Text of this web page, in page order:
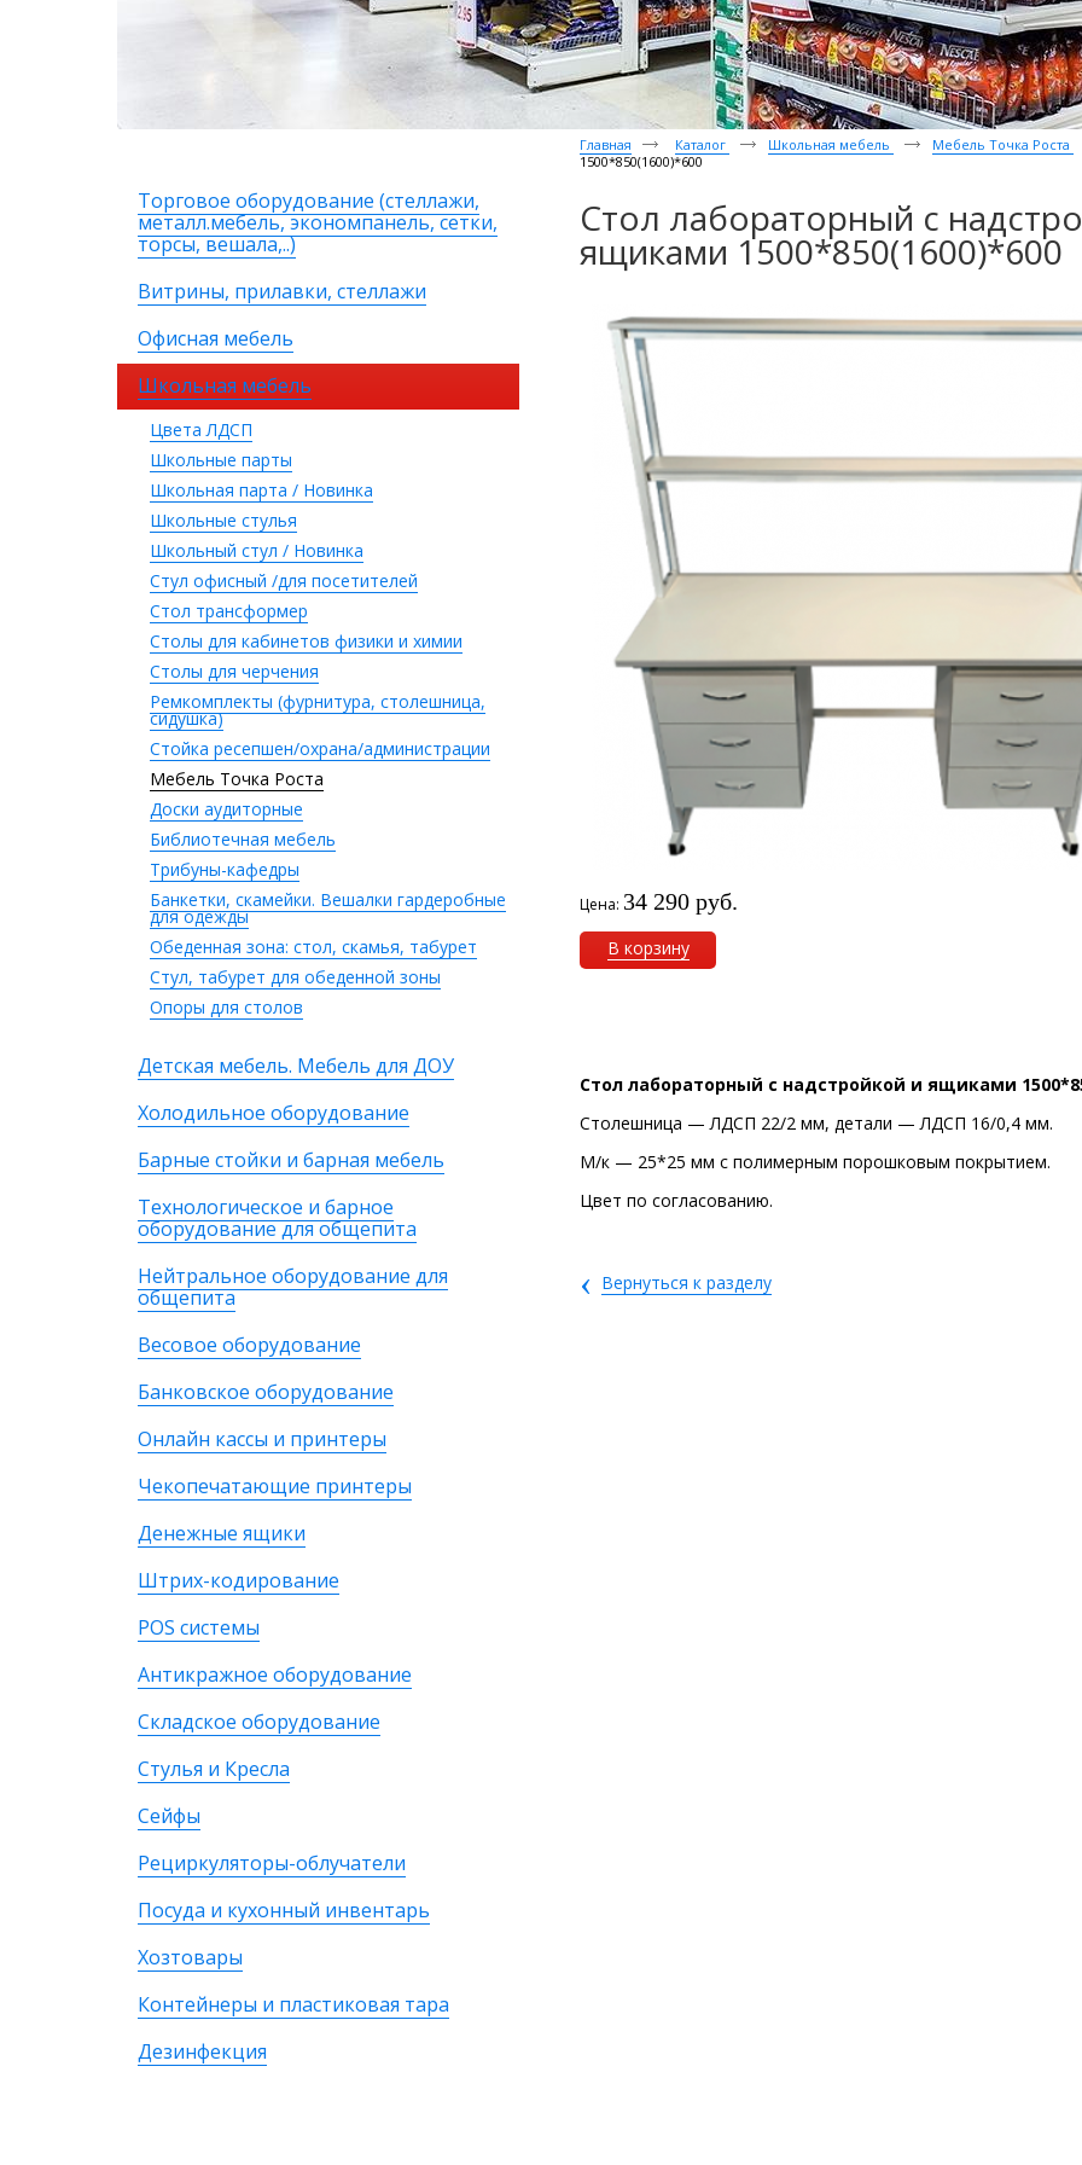
Торговое оборудование (стеллажи,
металл.мебель, экономпанель, сетки,
торсы, вешала,..)
Витрины, прилавки, стеллажи
Офисная мебель
Школьная мебель
Цвета ЛДСП
Школьные парты
Школьная парта / Новинка
Школьные стулья
Школьный стул / Новинка
Стул офисный /для посетителей
Стол трансформер
Столы для кабинетов физики и химии
Столы для черчения
Ремкомплекты (фурнитура, столешница,
сидушка)
Стойка ресепшен/охрана/администрации
Мебель Точка Роста
Доски аудиторные
Библиотечная мебель
Трибуны-кафедры
Банкетки, скамейки. Вешалки гардеробные
для одежды
Обеденная зона: стол, скамья, табурет
Стул, табурет для обеденной зоны
Опоры для столов
Детская мебель. Мебель для ДОУ
Холодильное оборудование
Барные стойки и барная мебель
Технологическое и барное
оборудование для общепита
Нейтральное оборудование для
общепита
Весовое оборудование
Банковское оборудование
Онлайн кассы и принтеры
Чекопечатающие принтеры
Денежные ящики
Штрих-кодирование
POS системы
Антикражное оборудование
Складское оборудование
Стулья и Кресла
Сейфы
Рециркуляторы-облучатели
Посуда и кухонный инвентарь
Хозтовары
Контейнеры и пластиковая тара
Дезинфекция
Главная Каталог Школьная мебель Мебель Точка Роста
1500*850(1600)*600
Стол лабораторный с
ящиками
Цена: 34 290 руб.
В корзину
Стол лабораторный с надстройкой и ящиками
Столешница — ЛДСП 22/2 мм, детали — ЛДСП 16/0,4 мм.
М/к — 25*25 мм с полимерным порошковым покрытием.
Цвет по согласованию.
‹ Вернуться к разделу